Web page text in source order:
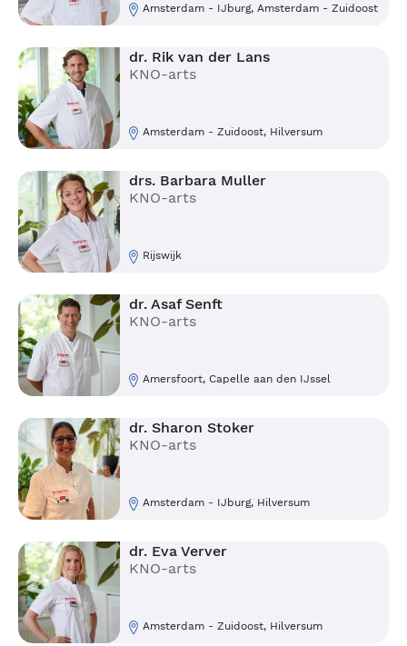
Amsterdam - IJburg, Amsterdam - Zuidoost
dr. Rik van der Lans
KNO-arts
Amsterdam - Zuidoost, Hilversum
drs. Barbara Muller
KNO-arts
Rijswijk
dr. Asaf Senft
KNO-arts
Amersfoort, Capelle aan den IJssel
dr. Sharon Stoker
KNO-arts
Amsterdam - IJburg, Hilversum
dr. Eva Verver
KNO-arts
Amsterdam - Zuidoost, Hilversum